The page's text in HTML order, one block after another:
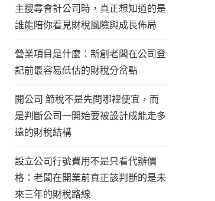
主搜尋會計公司時，真正想知道的是
誰能陪你看見財稅風險與成長佈局
營業項目是什麼：新創老闆在公司登
記前最容易低估的財稅分岔點
開公司 節稅不是先問哪裡便宜，而
是判斷公司一開始要被設計成能走多
遠的財稅結構
設立公司行號費用不是只看代辦價
格：老闆在開業前真正該判斷的是未
來三年的財稅路線